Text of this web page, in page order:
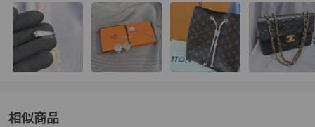
相似商品